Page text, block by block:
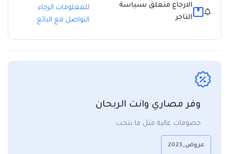
الارجاع متعلق بسياسة
التاجر
للمعلومات الرجاء
التواصل مع البائع
وفر مصاري وانت الربحان
خصومات عالية مثل ما بتحب
عروض_2023